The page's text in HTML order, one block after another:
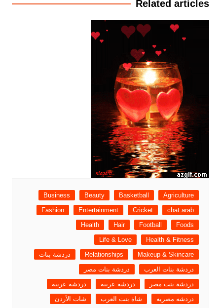
Related articles
Agriculture
Basketball
Beauty
Business
chat arab
Cricket
Entertainment
Fashion
Foods
Football
Hair
Health
Health & Fitness
Life & Love
Makeup & Skincare
Relationships
دردشة بنات
دردشة بنات العرب
دردشة بنات مصر
دردشة بنت مصر
دردشه عربيه
دردشه عربيه
دردشه مصريه
شاة بنت العرب
شات الأردن